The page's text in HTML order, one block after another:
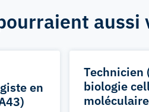
aussi
en
Technicien
biologie
moléculaire